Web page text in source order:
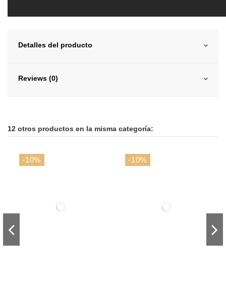
Detalles del producto
Reviews (0)
12 otros productos en la misma categoría:
-10% -10%